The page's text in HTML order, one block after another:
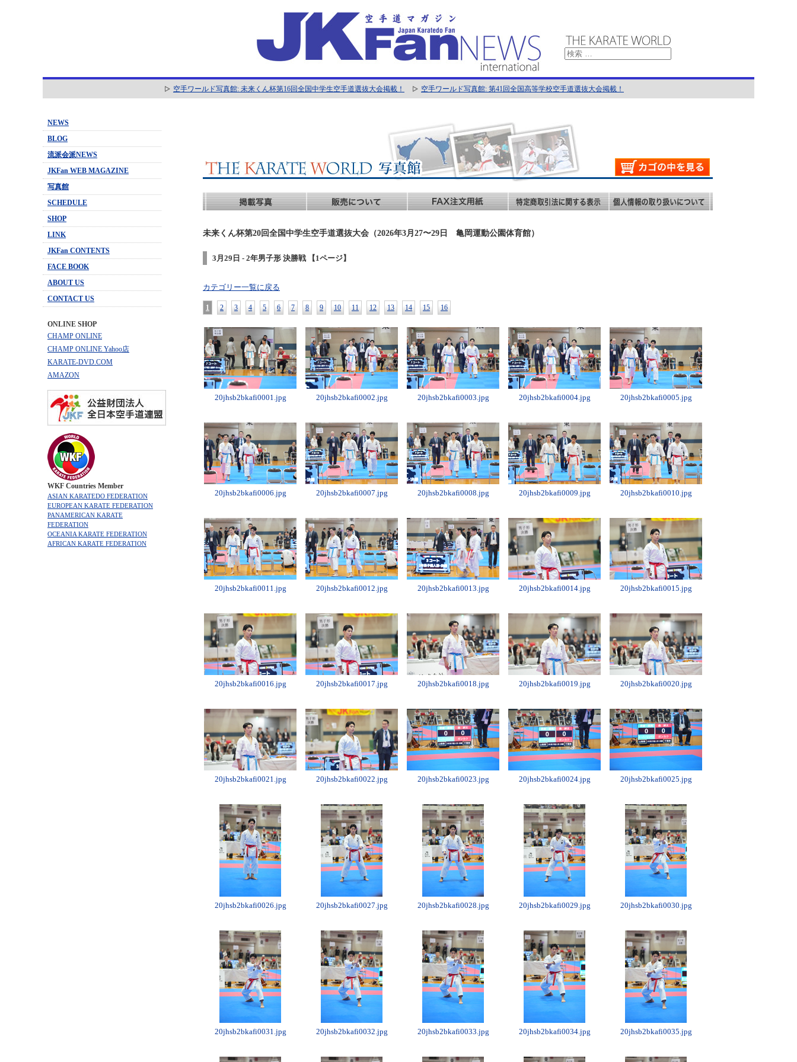
空手ワールド写真館: 未来くん杯第16回全国中学生空手道選抜大会掲載！ 空手ワールド写真館: 第41回全国高等学校空手道選抜大会掲載！
NEWS
BLOG
流派会派NEWS
JKFan WEB MAGAZINE
写真館
SCHEDULE
SHOP
LINK
JKFan CONTENTS
FACE BOOK
ABOUT US
CONTACT US
ONLINE SHOP
CHAMP ONLINE
CHAMP ONLINE Yahoo店
KARATE-DVD.COM
AMAZON
WKF Countries Member
ASIAN KARATEDO FEDERATION
EUROPEAN KARATE FEDERATION
PANAMERICAN KARATE
FEDERATION
OCEANIA KARATE FEDERATION
AFRICAN KARATE FEDERATION
未来くん杯第20回全国中学生空手道選抜大会（2026年3月27〜29日 亀岡運動公園体育館）
3月29日 - 2年男子形 決勝戦 【1ページ】
カテゴリー一覧に戻る
1 2 3 4 5 6 7 8 9 10 11 12 13 14 15 16
20jhsb2bkafi0001.jpg 20jhsb2bkafi0002.jpg 20jhsb2bkafi0003.jpg 20jhsb2bkafi0004.jpg 20jhsb2bkafi0005.jpg
20jhsb2bkafi0006.jpg 20jhsb2bkafi0007.jpg 20jhsb2bkafi0008.jpg 20jhsb2bkafi0009.jpg 20jhsb2bkafi0010.jpg
20jhsb2bkafi0011.jpg 20jhsb2bkafi0012.jpg 20jhsb2bkafi0013.jpg 20jhsb2bkafi0014.jpg 20jhsb2bkafi0015.jpg
20jhsb2bkafi0016.jpg 20jhsb2bkafi0017.jpg 20jhsb2bkafi0018.jpg 20jhsb2bkafi0019.jpg 20jhsb2bkafi0020.jpg
20jhsb2bkafi0021.jpg 20jhsb2bkafi0022.jpg 20jhsb2bkafi0023.jpg 20jhsb2bkafi0024.jpg 20jhsb2bkafi0025.jpg
20jhsb2bkafi0026.jpg 20jhsb2bkafi0027.jpg 20jhsb2bkafi0028.jpg 20jhsb2bkafi0029.jpg 20jhsb2bkafi0030.jpg
20jhsb2bkafi0031.jpg 20jhsb2bkafi0032.jpg 20jhsb2bkafi0033.jpg 20jhsb2bkafi0034.jpg 20jhsb2bkafi0035.jpg